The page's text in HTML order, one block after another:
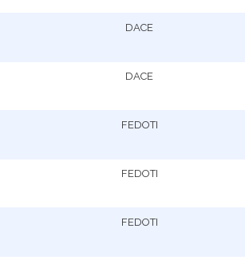
DACE
DACE
FEDOTI
FEDOTI
FEDOTI